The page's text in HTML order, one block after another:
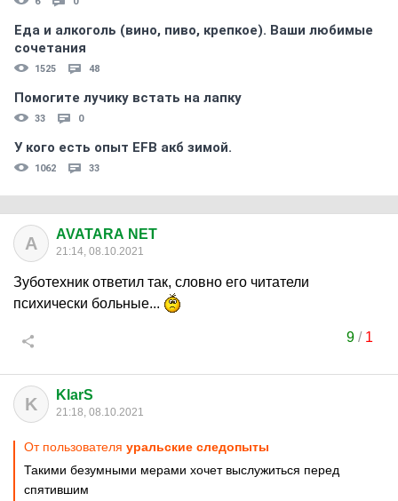
Еда и алкоголь (вино, пиво, крепкое). Ваши любимые
сочетания
1525 48
Помогите лучику встать на лапку
33 0
У кого есть опыт EFB акб зимой.
1062 33
A AVATARA NET
21:14, 08.10.2021
Зуботехник ответил так, словно его читатели
психически больные...
9/ 1
K KlarS
21:18, 08.10.2021
От пользователя уральские следопыты
Такими безумными мерами хочет выслужиться перед
спятившим